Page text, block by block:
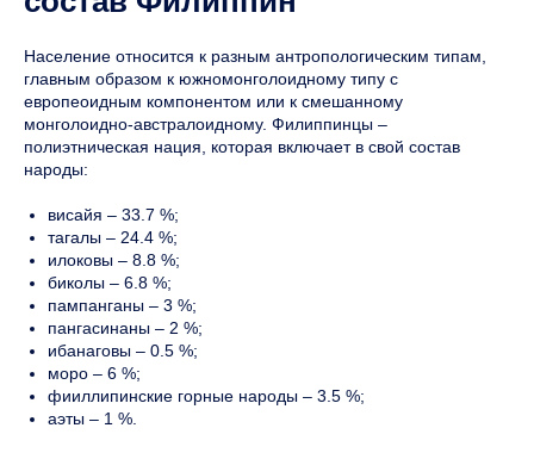
Население относится к разным антропологическим типам,
главным образом к южномонголоидному типу с
европеоидным компонентом или к смешанному
монголоидно-австралоидному. Филиппинцы –
полиэтническая нация, которая включает в свой состав
народы:
висайя – 33.7 %;
тагалы – 24.4 %;
илоковы – 8.8 %;
биколы – 6.8 %;
пампанганы – 3 %;
пангасинаны – 2 %;
ибанаговы – 0.5 %;
моро – 6 %;
фииллипинские горные народы – 3.5 %;
аэты – 1 %.